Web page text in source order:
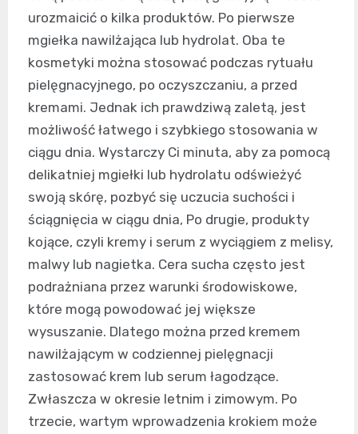
urozmaicić o kilka produktów. Po pierwsze
mgiełka nawilżająca lub hydrolat. Oba te
kosmetyki można stosować podczas rytuału
pielęgnacyjnego, po oczyszczaniu, a przed
kremami. Jednak ich prawdziwą zaletą, jest
możliwość łatwego i szybkiego stosowania w
ciągu dnia. Wystarczy Ci minuta, aby za pomocą
delikatniej mgiełki lub hydrolatu odświeżyć
swoją skórę, pozbyć się uczucia suchości i
ściągnięcia w ciągu dnia, Po drugie, produkty
kojące, czyli kremy i serum z wyciągiem z melisy,
malwy lub nagietka. Cera sucha często jest
podrażniana przez warunki środowiskowe,
które mogą powodować jej większe
wysuszanie. Dlatego można przed kremem
nawilżającym w codziennej pielęgnacji
zastosować krem lub serum łagodzące.
Zwłaszcza w okresie letnim i zimowym. Po
trzecie, wartym wprowadzenia krokiem może